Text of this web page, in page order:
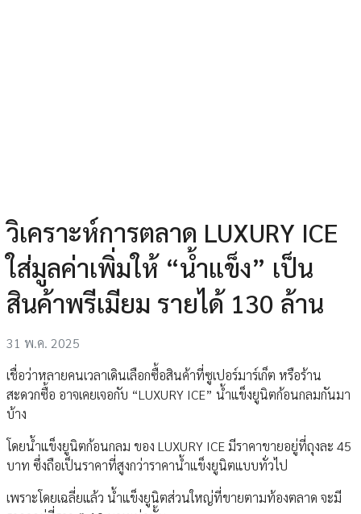
วิเคราะห์การตลาด LUXURY ICE
ใส่มูลค่าเพิ่มให้ “น้ำแข็ง” เป็น
สินค้าพรีเมียม รายได้ 130 ล้าน
31 พ.ค. 2025
เชื่อว่าหลายคนเวลาเดินเลือกซื้อสินค้าที่ซูเปอร์มาร์เก็ต หรือร้าน
สะดวกซื้อ อาจเคยเจอกับ “LUXURY ICE” น้ำแข็งยูนิตก้อนกลมกันมา
บ้าง
โดยน้ำแข็งยูนิตก้อนกลม ของ LUXURY ICE มีราคาขายอยู่ที่ถุงละ 45
บาท ซึ่งถือเป็นราคาที่สูงกว่าราคาน้ำแข็งยูนิตแบบทั่วไป
เพราะโดยเฉลี่ยแล้ว น้ำแข็งยูนิตส่วนใหญ่ที่ขายตามท้องตลาด จะมี